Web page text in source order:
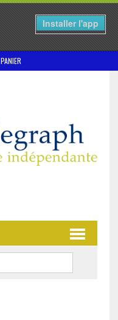
Installer l'app
PANIER